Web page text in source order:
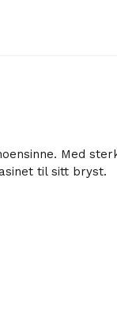
Med
til sitt bryst.